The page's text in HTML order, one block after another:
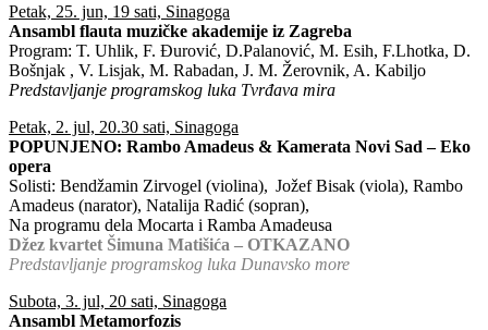
Petak, 25. jun, 19 sati, Sinagoga
Ansambl flauta muzičke akademije iz Zagreba
Program: T. Uhlik, F. Đurović, D.Palanović, M. Esih, F.Lhotka, D.
Bošnjak , V. Lisjak, M. Rabadan, J. M. Žerovnik, A. Kabiljo
Predstavljanje programskog luka Tvrđava mira
Petak, 2. jul, 20.30 sati, Sinagoga
POPUNJENO: Rambo Amadeus & Kamerata Novi Sad – Eko
opera
Solisti: Bendžamin Zirvogel (violina), Jožef Bisak (viola), Rambo
Amadeus (narator), Natalija Radić (sopran),
Na programu dela Mocarta i Ramba Amadeusa
Džez kvartet Šimuna Matišića – OTKAZANO
Predstavljanje programskog luka Dunavsko more
Subota, 3. jul, 20 sati, Sinagoga
Ansambl Metamorfozis